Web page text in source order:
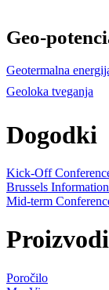
Geo-
Geotermalna
Geoloka tveganja
Dogodki
Kick-Off
Brussels
Mid-term
Proizvodi
Poročilo